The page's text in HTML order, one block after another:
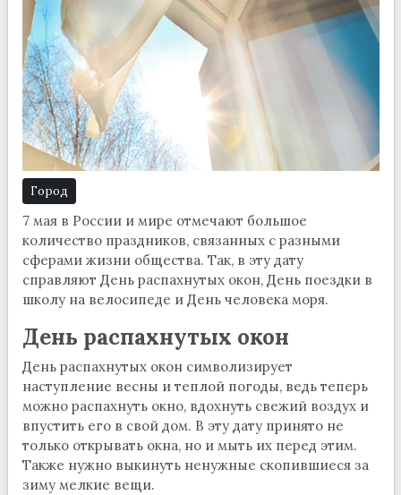
Город
7 мая в России и мире отмечают большое
количество праздников, связанных с разными
сферами жизни общества. Так, в эту дату
справляют День распахнутых окон, День поездки в
школу на велосипеде и День человека моря.
День распахнутых окон
День распахнутых окон символизирует
наступление весны и теплой погоды, ведь теперь
можно распахнуть окно, вдохнуть свежий воздух и
впустить его в свой дом. В эту дату принято не
только открывать окна, но и мыть их перед этим.
Также нужно выкинуть ненужные скопившиеся за
зиму мелкие вещи.